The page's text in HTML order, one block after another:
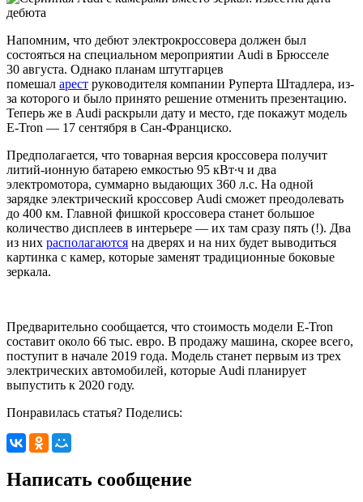
Напомним, что дебют электрокроссовера должен был
состояться на специальном мероприятии Audi в Брюсселе
30 августа. Однако планам штутгарцев
помешал арест руководителя компании Руперта Штадлера, из-
за которого и было принято решение отменить презентацию.
Теперь же в Audi раскрыли дату и место, где покажут модель
E-Tron — 17 сентября в Сан-Франциско.
Предполагается, что товарная версия кроссовера получит
литий-ионную батарею емкостью 95 кВт∙ч и два
электромотора, суммарно выдающих 360 л.с. На одной
зарядке электрический кроссовер Audi сможет преодолевать
до 400 км. Главной фишкой кроссовера станет большое
количество дисплеев в интерьере — их там сразу пять (!). Два
из них располагаются на дверях и на них будет выводиться
картинка с камер, которые заменят традиционные боковые
зеркала.
Предварительно сообщается, что стоимость модели E-Tron
составит около 66 тыс. евро. В продажу машина, скорее всего,
поступит в начале 2019 года. Модель станет первым из трех
электрических автомобилей, которые Audi планирует
выпустить к 2020 году.
Понравилась статья? Поделись:
Написать сообщение